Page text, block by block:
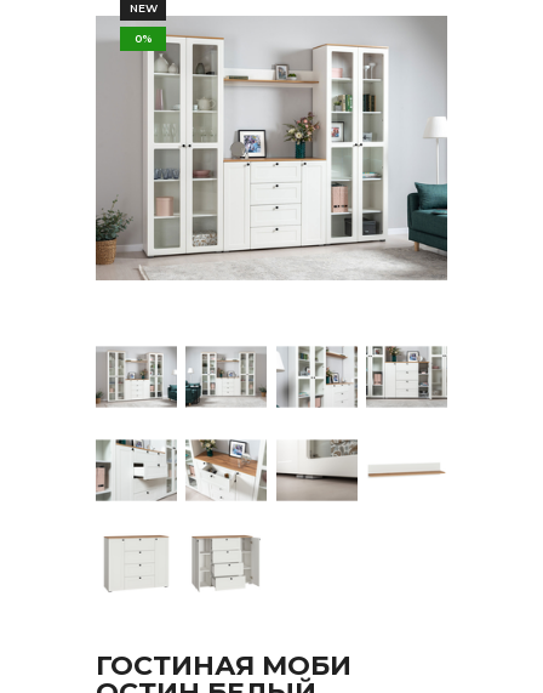
NEW
0%
ГОСТИНАЯ МОБИ